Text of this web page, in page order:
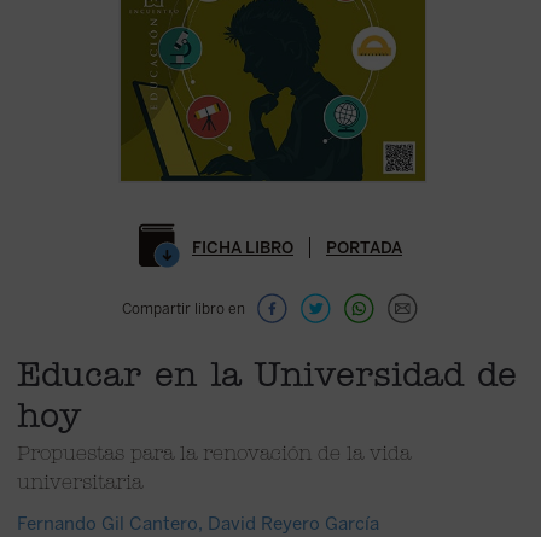
FICHA LIBRO PORTADA
Compartir libro en
Educar en la Universidad de
hoy
Propuestas para la renovación de la vida
universitaria
Fernando Gil Cantero, David Reyero García